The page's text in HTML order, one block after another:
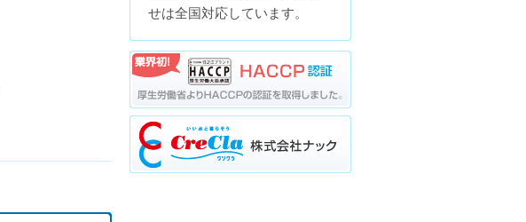
せは全国対応しています。